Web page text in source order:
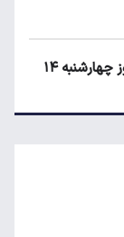
قیمت دلار، طلا و سکه امروز چهارشنبه ۱۴